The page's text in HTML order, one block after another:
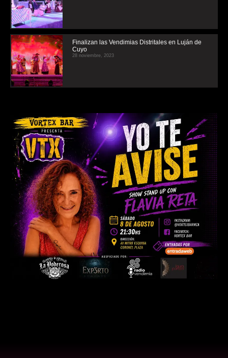
Finalizan las Vendimias Distritales en Luján de
Cuyo
28 noviembre, 2023